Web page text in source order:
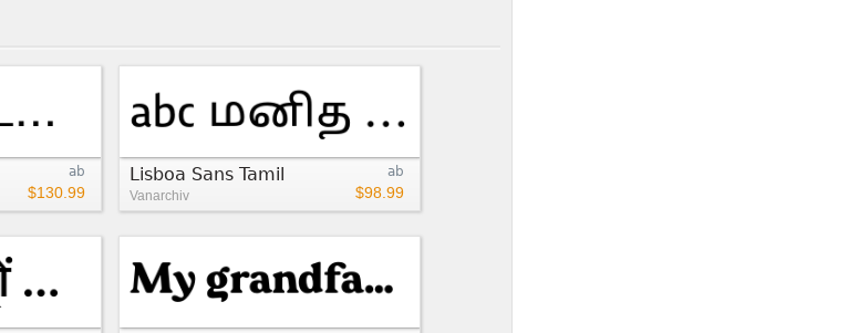
ab
$130.99
ab
$98.99
Lisboa Sans Tamil
Vanarchiv